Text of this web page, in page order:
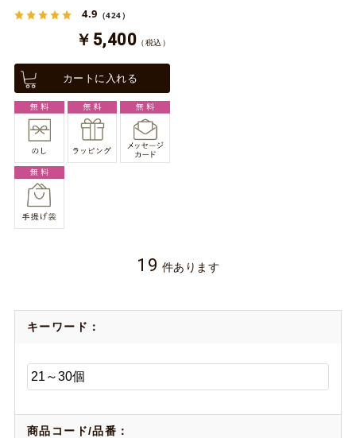
4.9 （424）
￥5,400 （税込）
カートに入れる
19 件あります
キーワード：
商品コード/品番：